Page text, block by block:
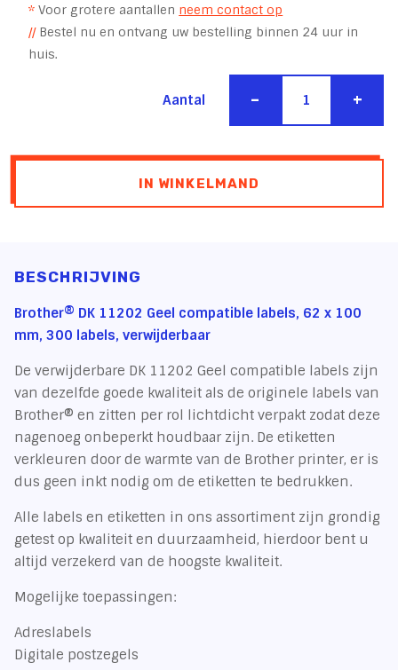
* Voor grotere aantallen neem contact op
//Bestel nu en ontvang uw bestelling binnen 24 uur in
huis.
Aantal - +
IN WINKELMAND
BESCHRIJVING
Brother® DK 11202 Geel compatible labels, 62 x 100
mm, 300 labels, verwijderbaar
De verwijderbare DK 11202 Geel compatible labels zijn
van dezelfde goede kwaliteit als de originele labels van
Brother® en zitten per rol lichtdicht verpakt zodat deze
nagenoeg onbeperkt houdbaar zijn. De etiketten
verkleuren door de warmte van de Brother printer, er is
dus geen inkt nodig om de etiketten te bedrukken.
Alle labels en etiketten in ons assortiment zijn grondig
getest op kwaliteit en duurzaamheid, hierdoor bent u
altijd verzekerd van de hoogste kwaliteit.
Mogelijke toepassingen:
Adreslabels
Digitale postzegels